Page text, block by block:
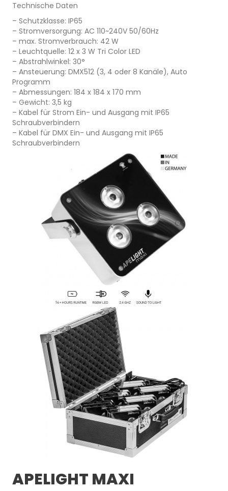
Technische Daten
– Schutzklasse: IP65
– Stromversorgung: AC 110~240V 50/60Hz
– max. Stromverbrauch: 42 W
– Leuchtquelle: 12 x 3 W Tri Color LED
– Abstrahlwinkel: 30°
– Ansteuerung: DMX512 (3, 4 oder 8 Kanäle), Auto
Programm
– Abmessungen: 184 x 184 x 170 mm
– Gewicht: 3,5 kg
– Kabel für Strom Ein- und Ausgang mit IP65
Schraubverbindern
– Kabel für DMX Ein- und Ausgang mit IP65
Schraubverbindern
APELIGHT MAXI